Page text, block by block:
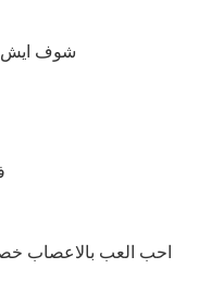
شوف ايش
احب العب بالاعصاب